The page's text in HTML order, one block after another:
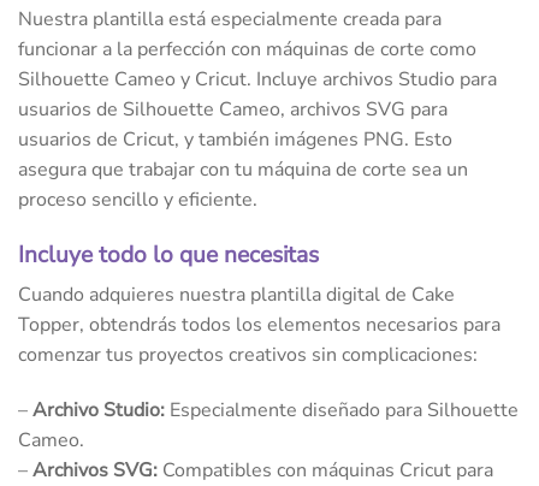
Nuestra plantilla está especialmente creada para
funcionar a la perfección con máquinas de corte como
Silhouette Cameo y Cricut. Incluye archivos Studio para
usuarios de Silhouette Cameo, archivos SVG para
usuarios de Cricut, y también imágenes PNG. Esto
asegura que trabajar con tu máquina de corte sea un
proceso sencillo y eficiente.
Incluye todo lo que necesitas
Cuando adquieres nuestra plantilla digital de Cake
Topper, obtendrás todos los elementos necesarios para
comenzar tus proyectos creativos sin complicaciones:
–Archivo Studio: Especialmente diseñado para Silhouette
Cameo.
–Archivos SVG: Compatibles con máquinas Cricut para